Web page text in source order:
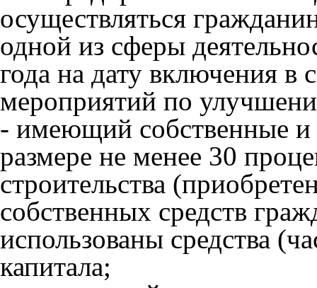
осуществляться
одной из сферы
года на дату включения в
мероприятий по
- имеющий собственные и
размере не менее 30
строительства
собственных средств
использованы средства
капитала;